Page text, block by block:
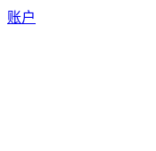
账户